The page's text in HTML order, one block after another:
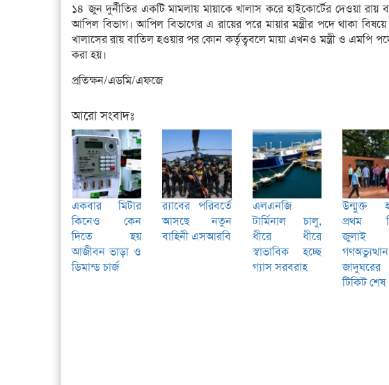
১৪ জুন দুর্নীতির একটি মামলায় মায়াকে খালাস করে হাইকোর্টের দেওয়া
আপিল বিভাগ। আপিল বিভাগের এ রায়ের পরে মায়ার মন্ত্রীর পদে থাকা
খালাসের রায় বাতিল হওয়ার পর কোন কর্তৃত্ববলে মায়া এখনও মন্ত্রী ও এমপি
করা হয়।
প্রতিক্ষন/এডমি/এফজে
আরো সংবাদঃ
একবার মিটার
কিনেও কেন
দিতে হয়
আজীবন ভাড়া ও
ডিমান্ড চার্জ
র‌্যাবের পরিবর্তে
আসছে নতুন
বাহিনী এসআরবি
এলএনজি
টার্মিনাল চালু,
ধীরে ধীরে
স্বাভাবিক হচ্ছে
গ্যাস সরবরাহ
উন্মুক্ত
প্রথম
জুলাই
টিকিট শেষ